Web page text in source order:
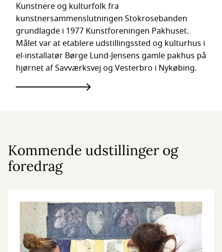
Kunstnere og kulturfolk fra
kunstnersammenslutningen Stokrosebanden
grundlagde i 1977 Kunstforeningen Pakhuset.
Målet var at etablere udstillingssted og kulturhus i
el-installatør Børge Lund-Jensens gamle pakhus på
hjørnet af Savværksvej og Vesterbro i Nykøbing.
Kommende udstillinger og
foredrag